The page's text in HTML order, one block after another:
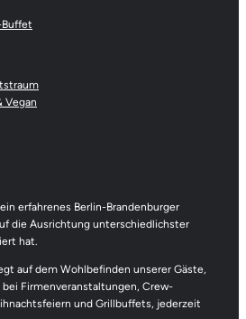
Buffet
Vegan
erfahrenes Berlin-Brandenburger
die Ausrichtung unterschiedlichster
hat.
auf dem Wohlbefinden unserer Gäste,
Firmenveranstaltungen, Crew-
und Grillbuffets, jederzeit